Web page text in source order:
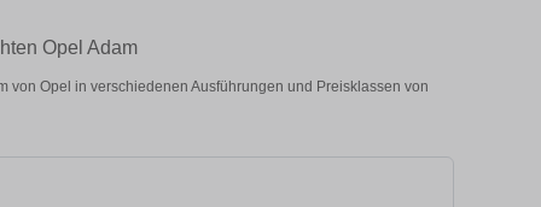
Opel Adam
von Opel in verschiedenen Ausführungen und Preisklassen von